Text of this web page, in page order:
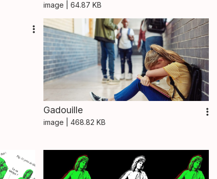
image | 64.87 KB
Gadouille
image | 468.82 KB